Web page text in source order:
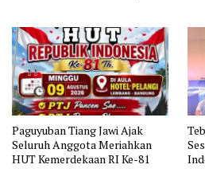
Paguyuban Tiang Jawi Ajak
Seluruh Anggota Meriahkan
HUT Kemerdekaan RI Ke-81